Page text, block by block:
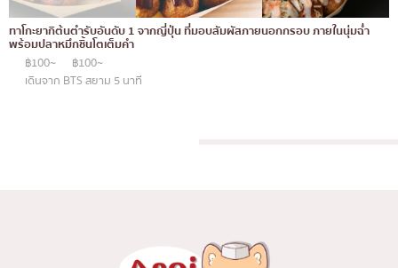
พระราม4
อื่นๆ
ทาโกะยากิต้นตำรับอันดับ 1 จากญี่ปุ่น ที่มอบสัมผัสภายนอกกรอบ ภายในนุ่มฉ่ำ
พร้อมปลาหมึกชิ้นโตเต็มคำ
฿100~
฿100~
เดินจาก BTS สยาม 5 นาที